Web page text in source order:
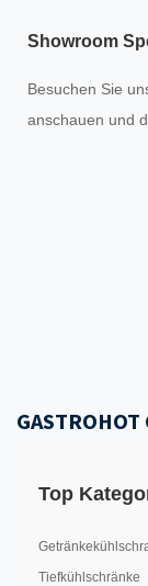
Showroom
Besuchen Sie
anschauen und
Top
Tiefkühlschränke